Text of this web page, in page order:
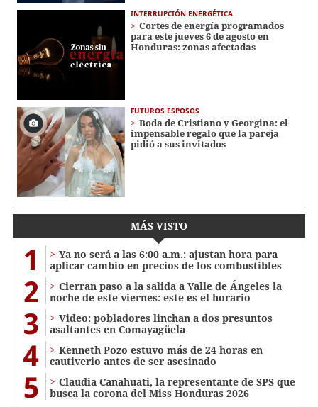
INTERRUPCIÓN ENERGÉTICA
Cortes de energía programados
para este jueves 6 de agosto en
Honduras: zonas afectadas
FUTUROS ESPOSOS
Boda de Cristiano y Georgina: el
impensable regalo que la pareja
pidió a sus invitados
MÁS VISTO
1
Ya no será a las 6:00 a.m.: ajustan hora para
aplicar cambio en precios de los combustibles
2
Cierran paso a la salida a Valle de Ángeles la
noche de este viernes: este es el horario
3
Video: pobladores linchan a dos presuntos
asaltantes en Comayagüela
4
Kenneth Pozo estuvo más de 24 horas en
cautiverio antes de ser asesinado
5
Claudia Canahuati, la representante de SPS que
busca la corona del Miss Honduras 2026